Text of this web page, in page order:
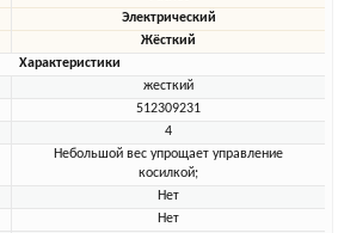
Электрический
Жёсткий
Характеристики
жесткий
512309231
4
Небольшой вес упрощает управление
косилкой;
Нет
Нет